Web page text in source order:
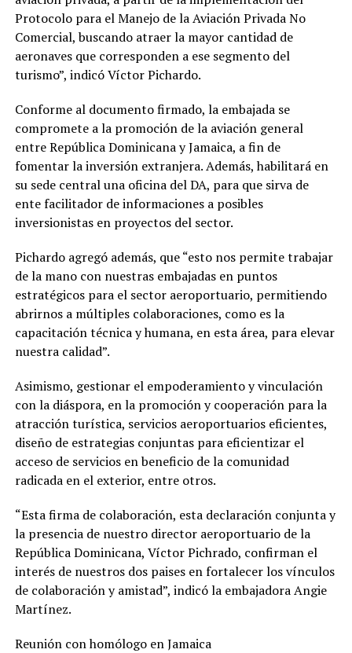
Protocolo para el Manejo de la Aviación Privada No
Comercial, buscando atraer la mayor cantidad de
aeronaves que corresponden a ese segmento del
turismo”, indicó Víctor Pichardo.
Conforme al documento firmado, la embajada se
compromete a la promoción de la aviación general
entre República Dominicana y Jamaica, a fin de
fomentar la inversión extranjera. Además, habilitará en
su sede central una oficina del DA, para que sirva de
ente facilitador de informaciones a posibles
inversionistas en proyectos del sector.
Pichardo agregó además, que “esto nos permite trabajar
de la mano con nuestras embajadas en puntos
estratégicos para el sector aeroportuario, permitiendo
abrirnos a múltiples colaboraciones, como es la
capacitación técnica y humana, en esta área, para elevar
nuestra calidad”.
Asimismo, gestionar el empoderamiento y vinculación
con la diáspora, en la promoción y cooperación para la
atracción turística, servicios aeroportuarios eficientes,
diseño de estrategias conjuntas para eficientizar el
acceso de servicios en beneficio de la comunidad
radicada en el exterior, entre otros.
“Esta firma de colaboración, esta declaración conjunta y
la presencia de nuestro director aeroportuario de la
República Dominicana, Víctor Pichrado, confirman el
interés de nuestros dos paises en fortalecer los vínculos
de colaboración y amistad”, indicó la embajadora Angie
Martínez.
Reunión con homólogo en Jamaica